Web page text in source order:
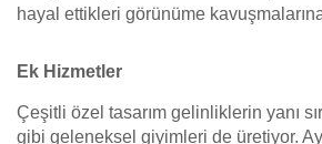
hayal ettikleri görünüme
Ek Hizmetler
Çeşitli özel tasarım gelinliklerin yanı
gibi geleneksel giyimleri de üretiyor.